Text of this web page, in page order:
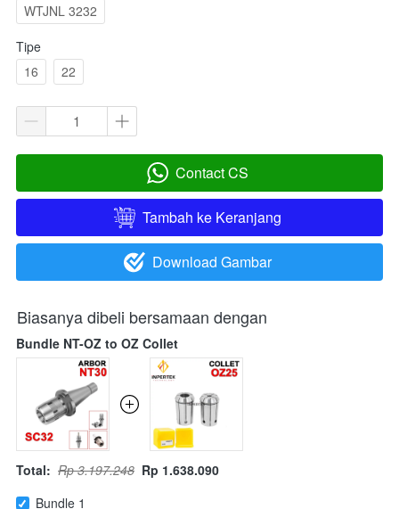
WTJNL 3232
Tipe
16
22
` Contact CS
` Tambah ke Keranjang
` Download Gambar
Biasanya dibeli bersamaan dengan
Bundle NT-OZ to OZ Collet
Total: Rp 3.197.248 Rp 1.638.090
Bundle 1